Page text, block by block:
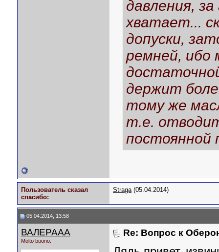
давления,
хватает...
допуски,
ремней, ибо
держит
тому же
т.е.
постоянной
Пользователь сказал
cпасибо:
Straga(05.04.2014)
05.04.2014, 13:58
ВАЛЕРААА
Molto buono.
Re: Вопрос к